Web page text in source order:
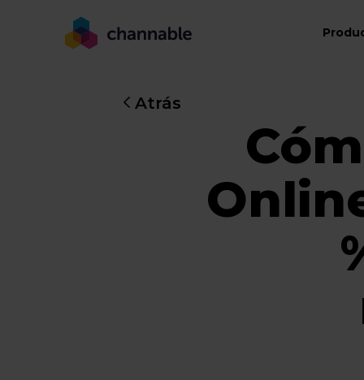
Atrás